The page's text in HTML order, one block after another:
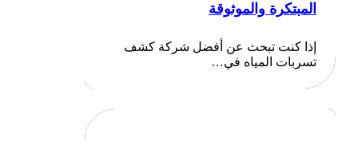
المبتكرة والموثوقة
إذا كنت تبحث عن أفضل شركة كشف
تسربات المياه في…